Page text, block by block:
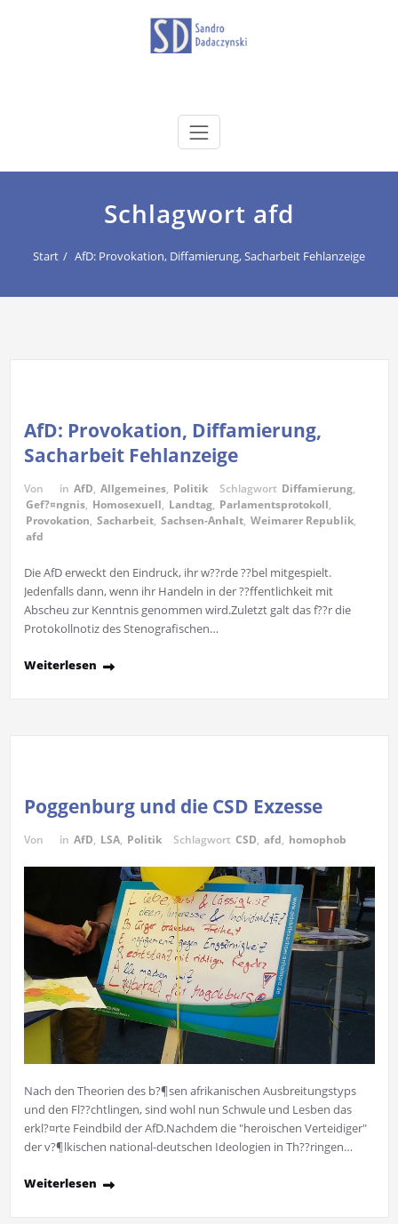
dadaczynski.de
Schlagwort afd
Start AfD: Provokation, Diffamierung, Sacharbeit Fehlanzeige
AfD: Provokation, Diffamierung,
Sacharbeit Fehlanzeige
Von in AfD, Allgemeines, Politik Schlagwort Diffamierung,
Gef?¤ngnis, Homosexuell, Landtag, Parlamentsprotokoll,
Provokation, Sacharbeit, Sachsen-Anhalt, Weimarer Republik,
afd
Die AfD erweckt den Eindruck, ihr w??rde ??bel mitgespielt.
Jedenfalls dann, wenn ihr Handeln in der ??ffentlichkeit mit
Abscheu zur Kenntnis genommen wird.Zuletzt galt das f??r die
Protokollnotiz des Stenografischen…
Weiterlesen
Poggenburg und die CSD Exzesse
Von in AfD, LSA, Politik Schlagwort CSD, afd, homophob
Nach den Theorien des b?¶sen afrikanischen Ausbreitungstyps
und den Fl??chtlingen, sind wohl nun Schwule und Lesben das
erkl?¤rte Feindbild der AfD.Nachdem die "heroischen Verteidiger"
der v?¶lkischen national-deutschen Ideologien in Th??ringen…
Weiterlesen